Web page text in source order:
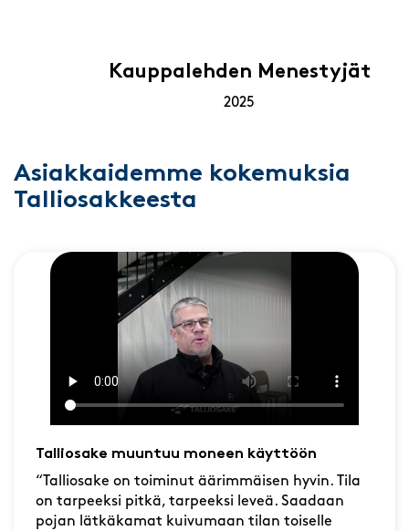
Kauppalehden Menestyjät
2025
Asiakkaidemme kokemuksia
Talliosakkeesta
Talliosake muuntuu moneen käyttöön
“Talliosake on toiminut äärimmäisen hyvin. Tila
on tarpeeksi pitkä, tarpeeksi leveä. Saadaan
pojan lätkäkamat kuivumaan tilan toiselle